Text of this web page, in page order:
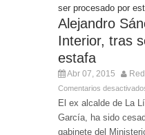
Alejandro
Interior, tras
estafa
Abr 07, 2015
Comentarios
El ex alcalde de La
García, ha sido
gabinete del